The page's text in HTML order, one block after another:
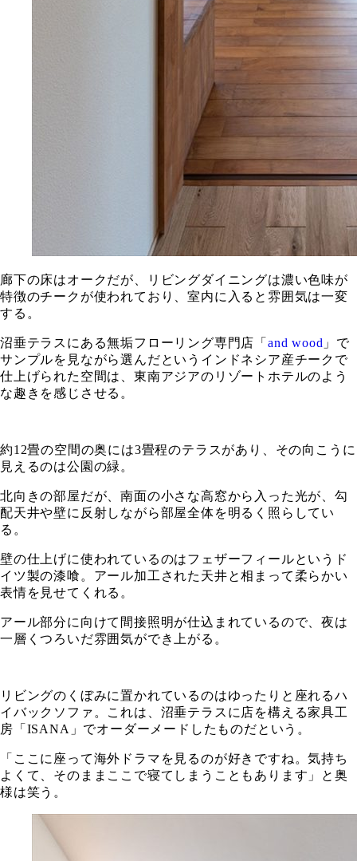
廊下の床はオークだが、リビングダイニングは濃い色味が
特徴のチークが使われており、室内に入ると雰囲気は一変
する。
沼垂テラスにある無垢フローリング専門店「 and wood 」で
サンプルを見ながら選んだというインドネシア産チークで
仕上げられた空間は、東南アジアのリゾートホテルのよう
な趣きを感じさせる。
約12畳の空間の奥には3畳程のテラスがあり、その向こうに
見えるのは公園の緑。
北向きの部屋だが、南面の小さな高窓から入った光が、勾
配天井や壁に反射しながら部屋全体を明るく照らしてい
る。
壁の仕上げに使われているのはフェザーフィールというド
イツ製の漆喰。アール加工された天井と相まって柔らかい
表情を見せてくれる。
アール部分に向けて間接照明が仕込まれているので、夜は
一層くつろいだ雰囲気ができ上がる。
リビングのくぼみに置かれているのはゆったりと座れるハ
イバックソファ。これは、沼垂テラスに店を構える家具工
房「ISANA」でオーダーメードしたものだという。
「ここに座って海外ドラマを見るのが好きですね。気持ち
よくて、そのままここで寝てしまうこともあります」と奥
様は笑う。